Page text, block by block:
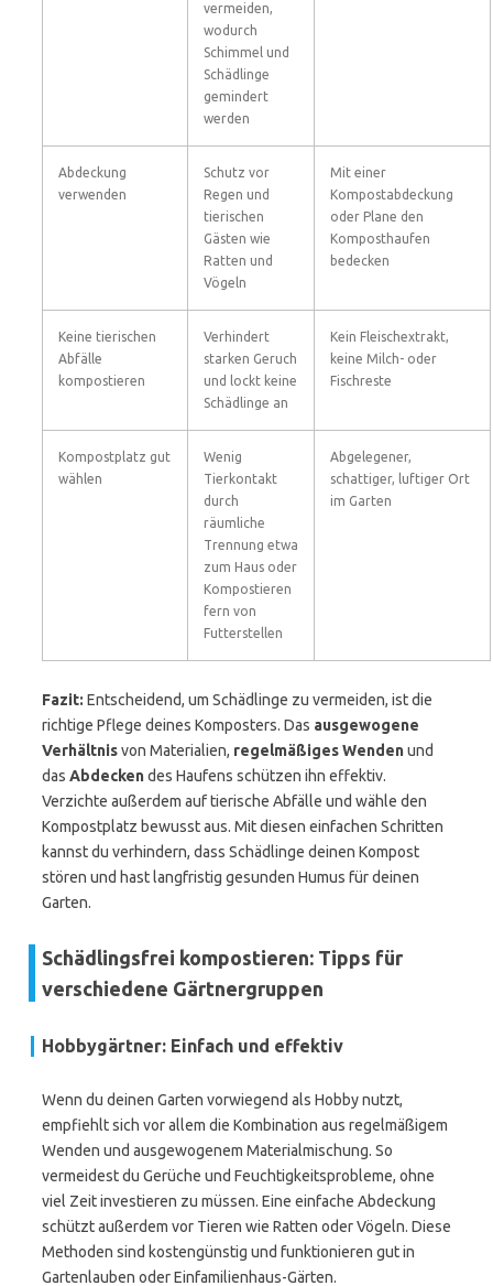
vermeiden,
wodurch
Schimmel und
Schädlinge
gemindert
werden
Abdeckung
verwenden
Schutz vor
Regen und
tierischen
Gästen wie
Ratten und
Vögeln
Mit einer
Kompostabdeckung
oder Plane den
Komposthaufen
bedecken
Keine tierischen
Abfälle
kompostieren
Verhindert
starken Geruch
und lockt keine
Schädlinge an
Kein Fleischextrakt,
keine Milch- oder
Fischreste
Kompostplatz gut
wählen
Wenig
Tierkontakt
durch
räumliche
Trennung etwa
zum Haus oder
Kompostieren
fern von
Futterstellen
Abgelegener,
schattiger, luftiger Ort
im Garten
Fazit: Entscheidend, um Schädlinge zu vermeiden, ist die
richtige Pflege deines Komposters. Das ausgewogene
Verhältnisvon Materialien, regelmäßiges Wendenund
das Abdeckendes Haufens schützen ihn effektiv.
Verzichte außerdem auf tierische Abfälle und wähle den
Kompostplatz bewusst aus. Mit diesen einfachen Schritten
kannst du verhindern, dass Schädlinge deinen Kompost
stören und hast langfristig gesunden Humus für deinen
Garten.
Schädlingsfrei kompostieren: Tipps für
verschiedene Gärtnergruppen
Hobbygärtner: Einfach und effektiv
Wenn du deinen Garten vorwiegend als Hobby nutzt,
empfiehlt sich vor allem die Kombination aus regelmäßigem
Wenden und ausgewogenem Materialmischung. So
vermeidest du Gerüche und Feuchtigkeitsprobleme, ohne
viel Zeit investieren zu müssen. Eine einfache Abdeckung
schützt außerdem vor Tieren wie Ratten oder Vögeln. Diese
Methoden sind kostengünstig und funktionieren gut in
Gartenlauben oder Einfamilienhaus-Gärten.